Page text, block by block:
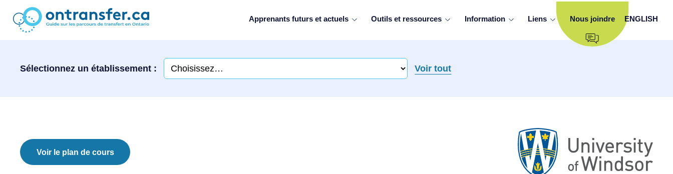
Apprenants futurs et actuels Outils et ressources Information Liens Nous joindre ENGLISH
Sélectionnez un établissement : Voir tout
Voir le plan de cours